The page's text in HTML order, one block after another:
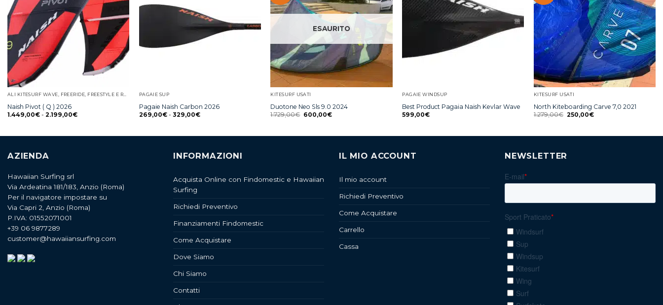
Naish Pivot ( Q ) 2026
1.449,00€ - 2.199,00€
PAGAIE SUP
Pagaie Naish Carbon 2026
269,00€ - 329,00€
ESAURITO
KITESURF USATI
Duotone Neo Sls 9.0 2024
1.729,00€ 600,00€
PAGAIE WINDSUP
Best Product Pagaia Naish Kevlar Wave
599,00€
KITESURF USATI
North Kiteboarding Carve 7,0 2021
1.279,00€ 250,00€
AZIENDA
Hawaiian Surfing srl
Via Ardeatina 181/183, Anzio (Roma)
Per il navigatore impostare su
Via Capri 2, Anzio (Roma)
P.IVA: 01552071001
+39 06 9877289
customer@hawaiiansurfing.com
INFORMAZIONI
Acquista Online con Findomestic e Hawaiian
Surfing
Richiedi Preventivo
Finanziamenti Findomestic
Come Acquistare
Dove Siamo
Chi Siamo
Contatti
IL MIO ACCOUNT
Il mio account
Richiedi Preventivo
Come Acquistare
Carrello
Cassa
NEWSLETTER